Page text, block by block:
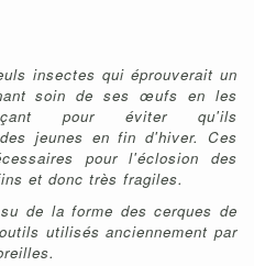
insectes qui éprouverait un
soin de ses œufs en les
pour éviter qu'ils
jeunes en fin d'hiver. Ces
pour l'éclosion des
et donc très fragiles.
de la forme des cerques de
utilisés anciennement par